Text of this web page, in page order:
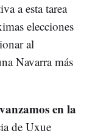
a esta tarea
elecciones
al
Navarra más
en la
de Uxue